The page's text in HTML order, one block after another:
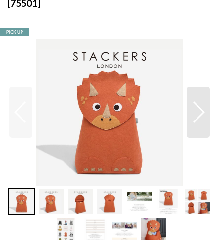
[75501]